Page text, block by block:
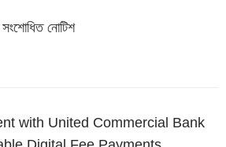
নোটিশ
with United Commercial Bank